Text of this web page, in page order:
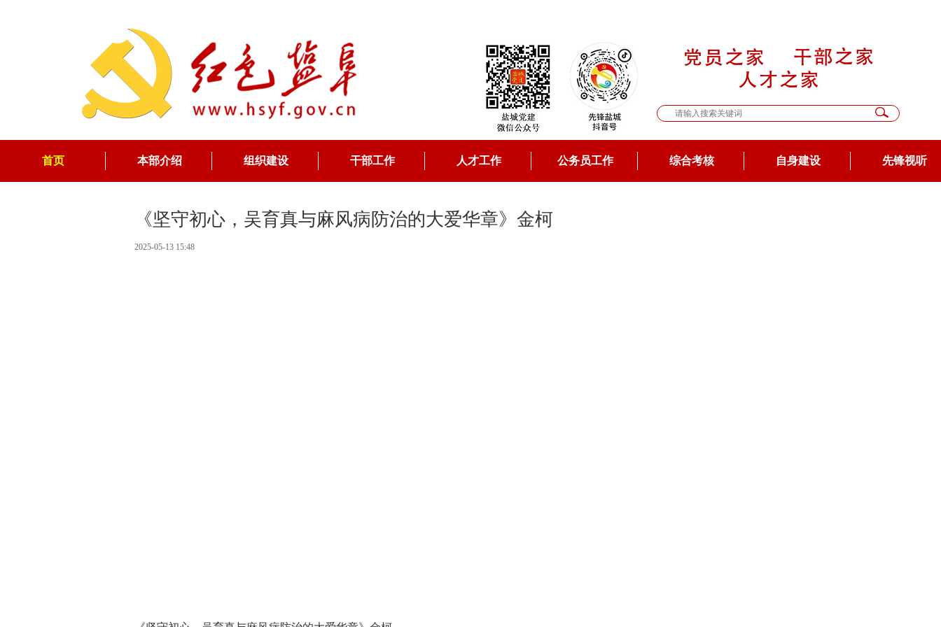
首页 本部介绍 组织建设 干部工作 人才工作 公务员工作 综合考核 自身建设 先锋视听
《坚守初心，吴育真与麻风病防治的大爱华章》金柯
2025-05-13 15:48